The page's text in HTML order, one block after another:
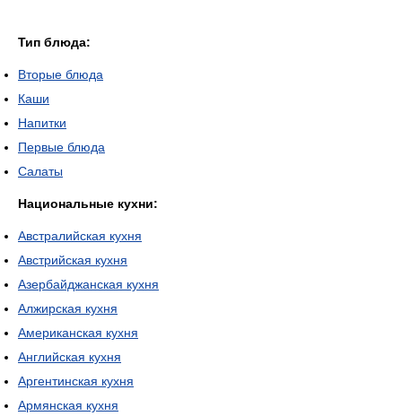
Тип блюда:
Вторые блюда
Каши
Напитки
Первые блюда
Салаты
Национальные кухни:
Австралийская кухня
Австрийская кухня
Азербайджанская кухня
Алжирская кухня
Американская кухня
Английская кухня
Аргентинская кухня
Армянская кухня